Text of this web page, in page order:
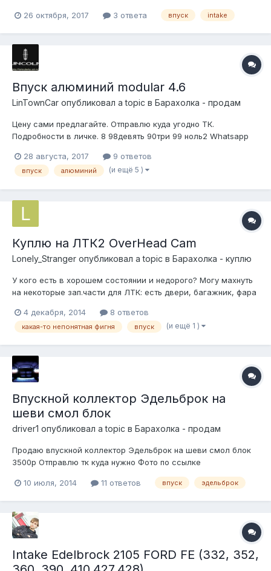
26 октября, 2017 3 ответа впуск intake
Впуск алюминий modular 4.6
LinTownCar опубликовал a topic в Барахолка - продам
Цену сами предлагайте. Отправлю куда угодно ТК.
Подробности в личке. 8 98девять 90три 99 ноль2 Whatsapp
URL=http://vfl.ru/fotos/cd35453518409139html][/url]
28 августа, 2017 9 ответов
впуск алюминий (и ещё 5 )
Куплю на ЛТК2 OverHead Cam
Lonely_Stranger опубликовал a topic в Барахолка - куплю
У кого есть в хорошем состоянии и недорого? Могу махнуть
на некоторые зап.части для ЛТК: есть двери, багажник, фара
4 декабря, 2014
8 ответов
какая-то непонятная фигня впуск (и ещё 1 )
Впускной коллектор Эдельброк на
шеви смол блок
driver1 опубликовал a topic в Барахолка - продам
Продаю впускной коллектор Эдельброк на шеви смол блок
3500р Отправлю тк куда нужно Фото по ссылке
y_kollektor_edelbrock_365319566
10 июля, 2014 11 ответов впуск эдельброк
Intake Edelbrock 2105 FORD FE (332, 352,